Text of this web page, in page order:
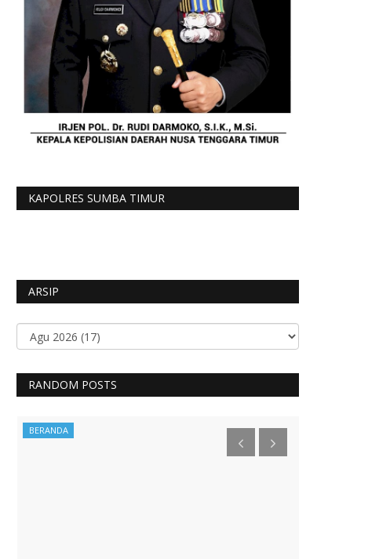
KAPOLRES SUMBA TIMUR
ARSIP
RANDOM POSTS
BERANDA